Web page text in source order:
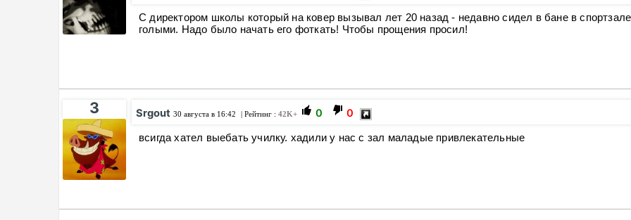
С директором школы который на ковер вызывал лет 20 назад - недавно сидел в бане в спортзале
голыми. Надо было начать его фоткать! Чтобы прощения просил!
3 Srgout 30 августа в 16:42 | Рейтинг : 42K+ 0 0
всигда хател выебать училку. хадили у нас с зал маладые привлекательные